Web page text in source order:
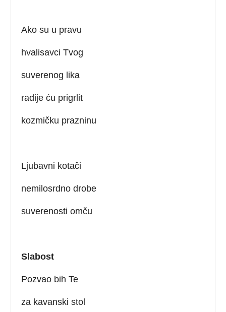
Ako su u pravu
hvalisavci Tvog
suverenog lika
radije ću prigrlit
kozmičku prazninu
Ljubavni kotači
nemilosrdno drobe
suverenosti omču
Slabost
Pozvao bih Te
za kavanski stol